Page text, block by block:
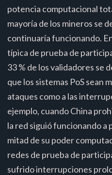
potencia computacional
mayoría de los mineros se
continuaría funcionando.
típica de prueba de
33 % de los validadores se
que los sistemas PoS sean
ataques como a las
ejemplo, cuando China
la red siguió funcionando a
mitad de su poder
redes de prueba de
sufrido interrupciones